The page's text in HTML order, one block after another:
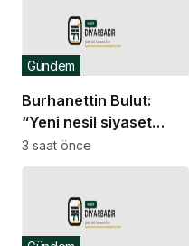
Burhanettin Bulut:
“Yeni nesil siyaset
vatandaşın her zaman
söz sahibi olduğu güçlü
Gündem
3 saat önce